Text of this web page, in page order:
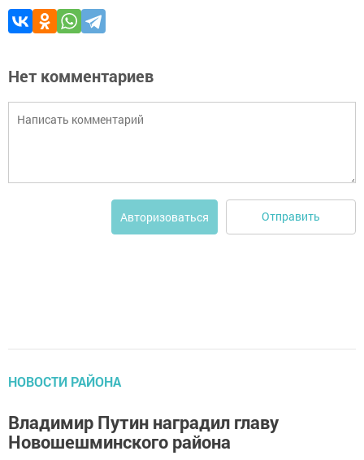
Нет комментариев
Авторизоваться Отправить
НОВОСТИ РАЙОНА
Владимир Путин наградил главу
Новошешминского района